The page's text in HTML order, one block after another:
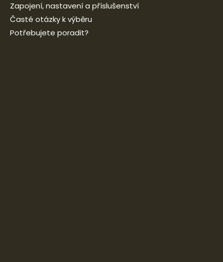
Zapojení, nastavení a příslušenství
Časté otázky k výběru
Potřebujete poradit?